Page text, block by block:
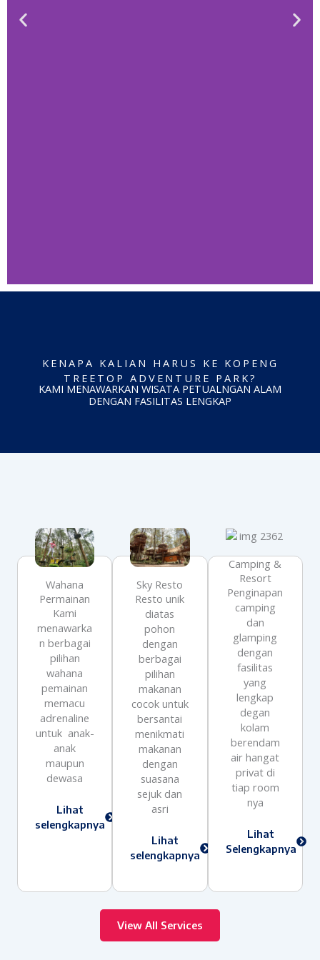
KENAPA KALIAN HARUS KE KOPENG
TREETOP ADVENTURE PARK?
KAMI MENAWARKAN WISATA PETUALNGAN ALAM
DENGAN FASILITAS LENGKAP
Wahana
Permainan
Kami
menawarka
n berbagai
pilihan
wahana
pemainan
memacu
adrenaline
untuk anak-
anak
maupun
dewasa
Lihat
selengkapnya
Sky Resto
Resto unik
diatas
pohon
dengan
berbagai
pilihan
makanan
cocok untuk
bersantai
menikmati
makanan
dengan
suasana
sejuk dan
asri
Lihat
selengkapnya
Camping &
Resort
Penginapan
camping
dan
glamping
dengan
fasilitas
yang
lengkap
degan
kolam
berendam
air hangat
privat di
tiap room
nya
Lihat
Selengkapnya
View All Services